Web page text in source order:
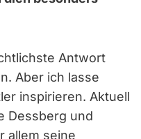
Antwort
Aber ich lasse
inspirieren. Aktuell
Dessberg und
allem seine